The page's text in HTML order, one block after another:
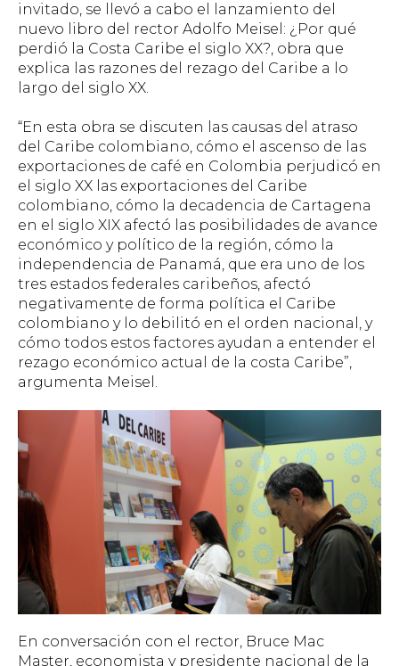
invitado, se llevó a cabo el lanzamiento del
nuevo libro del rector Adolfo Meisel: ¿Por qué
perdió la Costa Caribe el siglo XX?, obra que
explica las razones del rezago del Caribe a lo
largo del siglo XX.
“En esta obra se discuten las causas del atraso
del Caribe colombiano, cómo el ascenso de las
exportaciones de café en Colombia perjudicó en
el siglo XX las exportaciones del Caribe
colombiano, cómo la decadencia de Cartagena
en el siglo XIX afectó las posibilidades de avance
económico y político de la región, cómo la
independencia de Panamá, que era uno de los
tres estados federales caribeños, afectó
negativamente de forma política el Caribe
colombiano y lo debilitó en el orden nacional, y
cómo todos estos factores ayudan a entender el
rezago económico actual de la costa Caribe”,
argumenta Meisel.
En conversación con el rector, Bruce Mac
Master, economista y presidente nacional de la